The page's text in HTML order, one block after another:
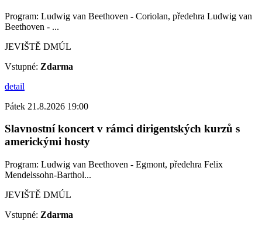
Program: Ludwig van Beethoven - Coriolan, předehra Ludwig van
Beethoven - ...
JEVIŠTĚ DMÚL
Vstupné: Zdarma
detail
Pátek 21.8.2026 19:00
Slavnostní koncert v rámci dirigentských kurzů s
americkými hosty
Program: Ludwig van Beethoven - Egmont, předehra Felix
Mendelssohn-Barthol...
JEVIŠTĚ DMÚL
Vstupné: Zdarma